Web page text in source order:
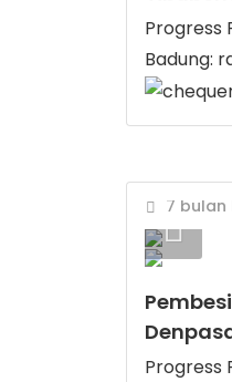
Progress
Badung:
7 bulan
Progress